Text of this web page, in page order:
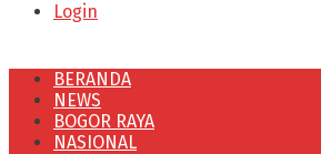
Login
BERANDA
NEWS
BOGOR RAYA
NASIONAL